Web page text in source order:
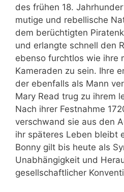
des frühen 18.
mutige und rebellische
dem berüchtigten
und erlangte schnell den
ebenso furchtlos wie ihre
Kameraden zu sein. Ihre
der ebenfalls als Mann
Mary Read trug zu ihrem
Nach ihrer Festnahme
verschwand sie aus den
ihr späteres Leben bleibt
Bonny gilt bis heute als
Unabhängigkeit und
gesellschaftlicher